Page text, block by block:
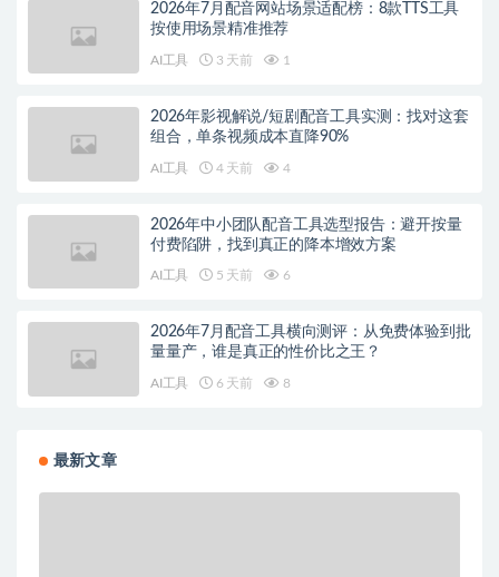
2026年7月配音网站场景适配榜：8款TTS工具
按使用场景精准推荐
AI工具 3 天前 1
2026年影视解说/短剧配音工具实测：找对这套
组合，单条视频成本直降90%
AI工具 4 天前 4
2026年中小团队配音工具选型报告：避开按量
付费陷阱，找到真正的降本增效方案
AI工具 5 天前 6
2026年7月配音工具横向测评：从免费体验到批
量量产，谁是真正的性价比之王？
AI工具 6 天前 8
最新文章